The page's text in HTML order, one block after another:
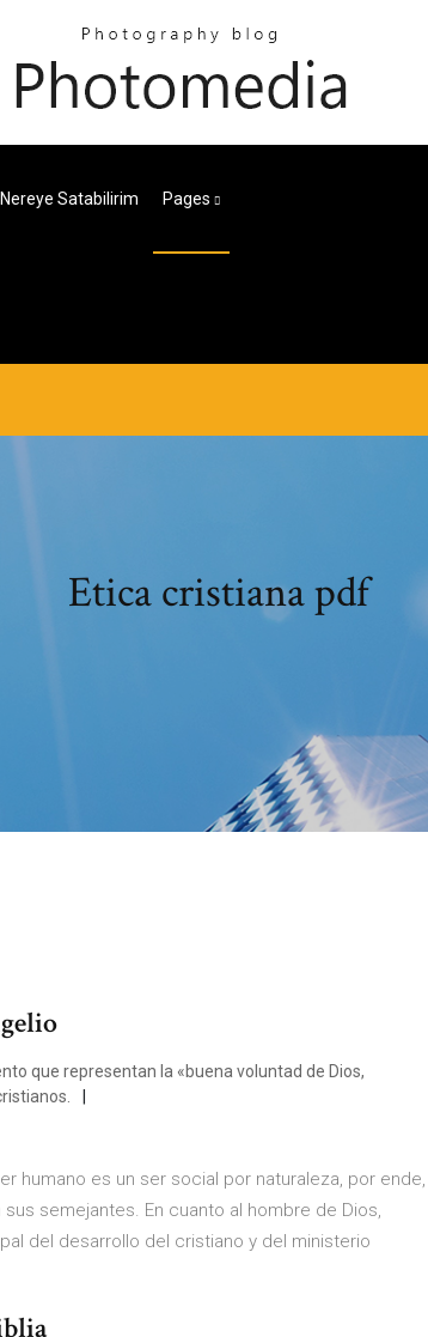
Nereye Satabilirim Pages
Etica cristiana pdf
que representan la «buena voluntad de Dios,
ser humano es un ser social por naturaleza, por ende,
semejantes. En cuanto al hombre de Dios,
del desarrollo del cristiano y del ministerio